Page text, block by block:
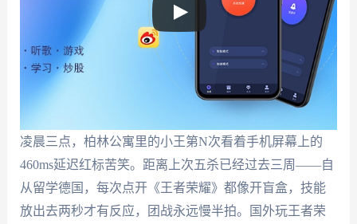
凌晨三点，柏林公寓里的小王第N次看着手机屏幕上的
460ms延迟红标苦笑。距离上次五杀已经过去三周——自
从留学德国，每次点开《王者荣耀》都像开盲盒，技能
放出去两秒才有反应，团战永远慢半拍。国外玩王者荣